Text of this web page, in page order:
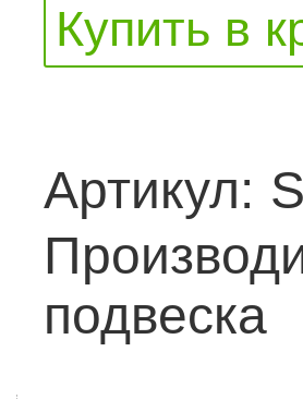
Купить в
Артикул:
подвеска